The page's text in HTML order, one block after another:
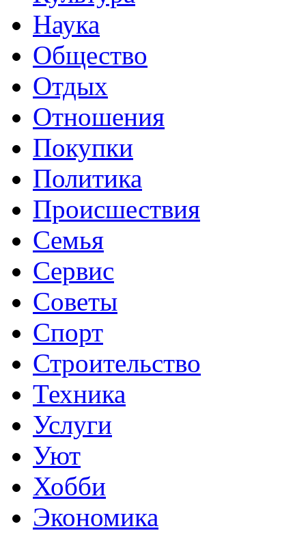
Наука
Общество
Отдых
Отношения
Покупки
Политика
Происшествия
Семья
Сервис
Советы
Спорт
Строительство
Техника
Услуги
Уют
Хобби
Экономика